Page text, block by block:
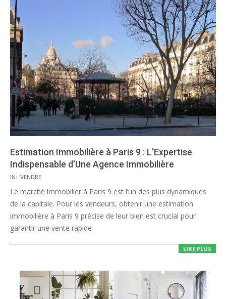
Estimation Immobilière à Paris 9 : L’Expertise
Indispensable d’Une Agence Immobilière
2023-
09-
26
IN: VENDRE
Le marché immobilier à Paris 9 est l’un des plus dynamiques
de la capitale. Pour les vendeurs, obtenir une estimation
immobilière à Paris 9 précise de leur bien est crucial pour
garantir une vente rapide
LIRE PLUS